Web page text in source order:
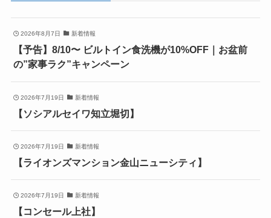
2026年8月7日 新着情報
【予告】8/10〜 ビルトイン食洗機が10%OFF｜お盆前
の”家事ラク”キャンペーン
2026年7月19日 新着情報
【ソシアルセイワ知立堀切】
2026年7月19日 新着情報
【ライオンズマンション金山ニューシティ】
2026年7月19日 新着情報
【コンセール上社】